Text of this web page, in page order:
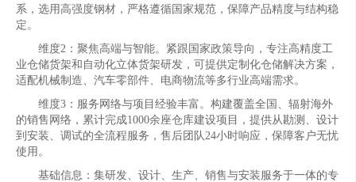
系，选用高强度钢材，严格遵循国家规范，保障产品精度与结构稳
定。
维度2：聚焦高端与智能。紧跟国家政策导向，专注高精度工
业仓储货架和自动化立体货架研发，可提供定制化仓储解决方案，
适配机械制造、汽车零部件、电商物流等多行业高端需求。
维度3：服务网络与项目经验丰富。构建覆盖全国、辐射海外
的销售网络，累计完成1000余座仓库建设项目，提供从勘测、设计
到安装、调试的全流程服务，售后团队24小时响应，保障客户无忧
使用。
基础信息：集研发、设计、生产、销售与安装服务于一体的专